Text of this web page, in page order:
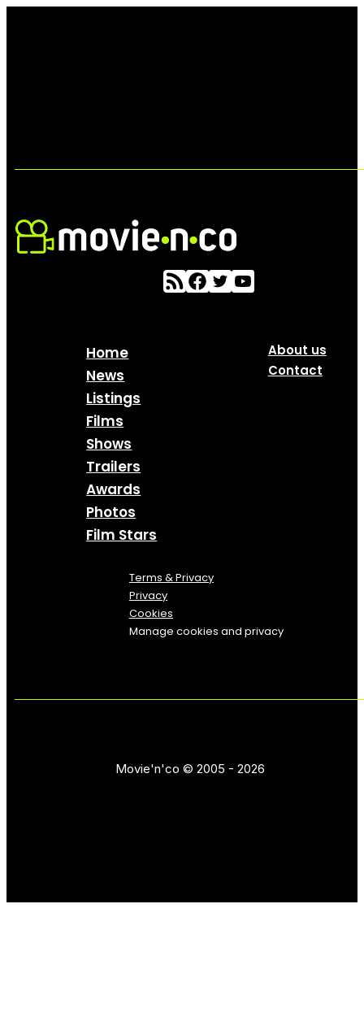
Home
News
Listings
Films
Shows
Trailers
Awards
Photos
Film Stars
About us
Contact
Terms & Privacy
Privacy
Cookies
Manage cookies and privacy
Movie'n'co © 2005 - 2026